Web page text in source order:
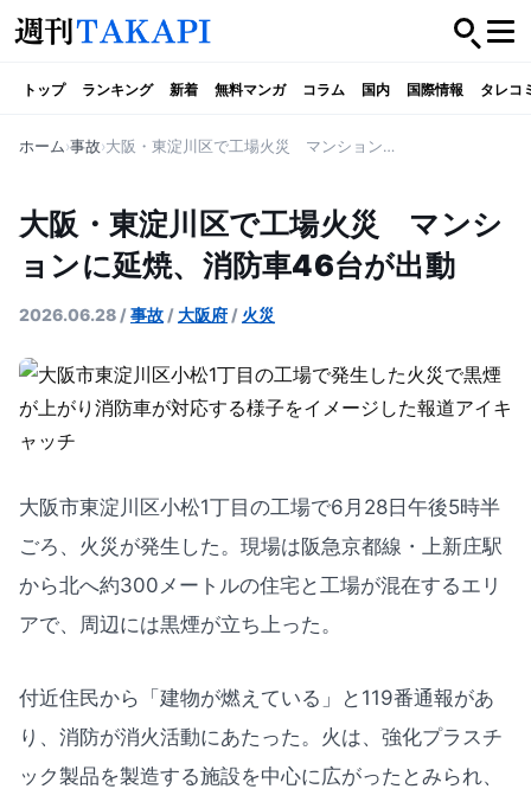
トップ ランキング 新着 無料マンガ コラム 国内 国際情報 タレコ
ホーム 事故 大阪・東淀川区で工場火災 マンションに延焼、消防車46台が出動
大阪・東淀川区で工場火災 マンシ
ョンに延焼、消防車46台が出動
2026.06.28 /事故 /大阪府 / 火災
大阪市東淀川区小松1丁目の工場で6月28日午後5時半
ごろ、火災が発生した。現場は阪急京都線・上新庄駅
から北へ約300メートルの住宅と工場が混在するエリ
アで、周辺には黒煙が立ち上った。
付近住民から「建物が燃えている」と119番通報があ
り、消防が消火活動にあたった。火は、強化プラスチ
ック製品を製造する施設を中心に広がったとみられ、